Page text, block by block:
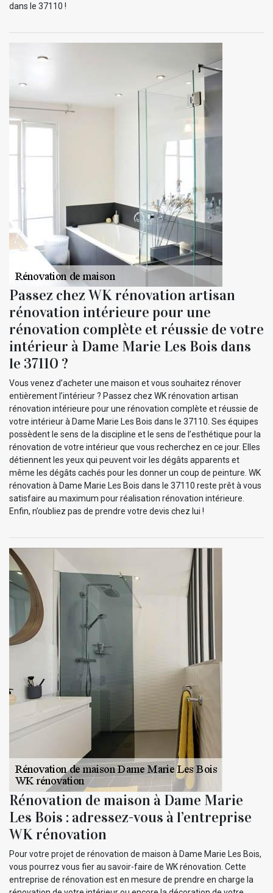
dans le 37110 !
Passez chez WK rénovation artisan
rénovation intérieure pour une
rénovation complète et réussie de votre
intérieur à Dame Marie Les Bois dans
le 37110 ?
Vous venez d’acheter une maison et vous souhaitez rénover
entièrement l’intérieur ? Passez chez WK rénovation artisan
rénovation intérieure pour une rénovation complète et réussie de
votre intérieur à Dame Marie Les Bois dans le 37110. Ses équipes
possèdent le sens de la discipline et le sens de l’esthétique pour la
rénovation de votre intérieur que vous recherchez en ce jour. Elles
détiennent les yeux qui peuvent voir les dégâts apparents et
même les dégâts cachés pour les donner un coup de peinture. WK
rénovation à Dame Marie Les Bois dans le 37110 reste prêt à vous
satisfaire au maximum pour réalisation rénovation intérieure.
Enfin, n’oubliez pas de prendre votre devis chez lui !
Rénovation de maison à Dame Marie
Les Bois : adressez-vous à l’entreprise
WK rénovation
Pour votre projet de rénovation de maison à Dame Marie Les Bois,
vous pourrez vous fier au savoir-faire de WK rénovation. Cette
entreprise de rénovation est en mesure de prendre en charge la